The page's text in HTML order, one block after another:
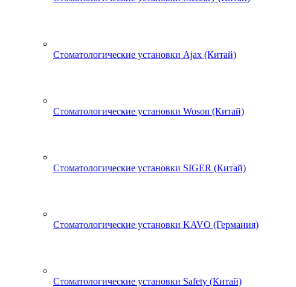
Стоматологические установки Ajax (Китай)
Стоматологические установки Woson (Китай)
Стоматологические установки SIGER (Китай)
Стоматологические установки KAVO (Германия)
Стоматологические установки Safety (Китай)